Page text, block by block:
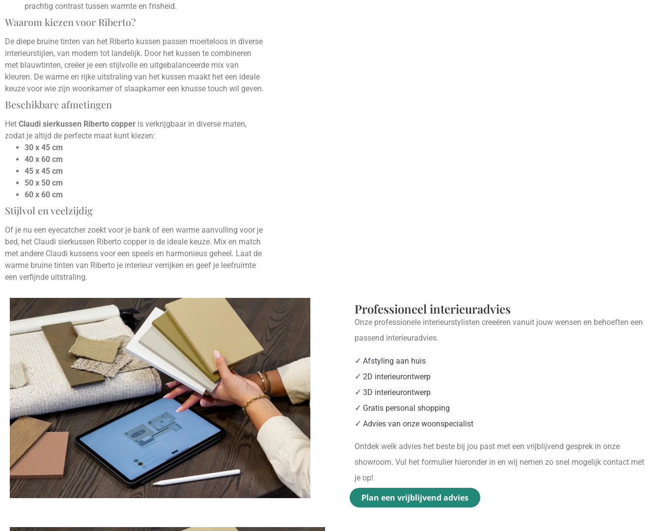
prachtig contrast tussen warmte en frisheid.
Waarom kiezen voor Riberto?
De diepe bruine tinten van het Riberto kussen passen moeiteloos in diverse
interieurstijlen, van modern tot landelijk. Door het kussen te combineren
met blauwtinten, creëer je een stijlvolle en uitgebalanceerde mix van
kleuren. De warme en rijke uitstraling van het kussen maakt het een ideale
keuze voor wie zijn woonkamer of slaapkamer een knusse touch wil geven.
Beschikbare afmetingen
Het Claudi sierkussen Riberto copper is verkrijgbaar in diverse maten,
zodat je altijd de perfecte maat kunt kiezen:
30 x 45 cm
40 x 60 cm
45 x 45 cm
50 x 50 cm
60 x 60 cm
Stijlvol en veelzijdig
Of je nu een eyecatcher zoekt voor je bank of een warme aanvulling voor je
bed, het Claudi sierkussen Riberto copper is de ideale keuze. Mix en match
met andere Claudi kussens voor een speels en harmonieus geheel. Laat de
warme bruine tinten van Riberto je interieur verrijken en geef je leefruimte
een verfijnde uitstraling.
Professioneel interieuradvies
Onze professionele interieurstylisten creeëren vanuit jouw wensen en behoeften een
passend interieuradvies.
✓ Afstyling aan huis
✓ 2D interieurontwerp
✓ 3D interieurontwerp
✓ Gratis personal shopping
✓ Advies van onze woonspecialist
Ontdek welk advies het beste bij jou past met een vrijblijvend gesprek in onze
showroom. Vul het formulier hieronder in en wij nemen zo snel mogelijk contact met
je op!
Plan een vrijblijvend advies